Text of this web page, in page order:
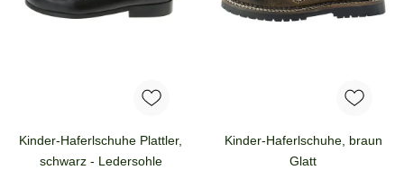
Kinder-Haferlschuhe Plattler,
schwarz - Ledersohle
Kinder-Haferlschuhe, braun
Glatt